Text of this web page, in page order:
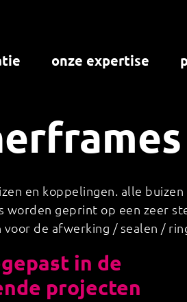
onze expertise
en koppelingen. alle
geprint op een zeer
de afwerking / sealen /
in de
projecten